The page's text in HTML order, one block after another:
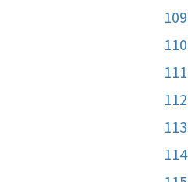
109
110
111
112
113
114